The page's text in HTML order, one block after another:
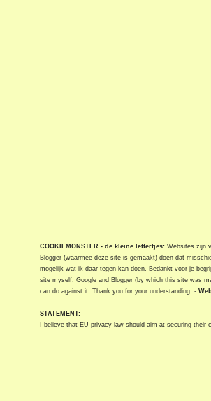
COOKIEMONSTER - de kleine lettertjes: Websites zijn
Blogger (waarmee deze site is gemaakt) doen dat
mogelijk wat ik daar tegen kan doen. Bedankt voor je
site myself. Google and Blogger (by which this site was
can do against it. Thank you for your understanding. -
STATEMENT:
I believe that EU privacy law should aim at securing